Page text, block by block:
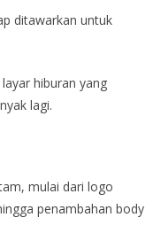
ditawarkan untuk
hiburan yang
lagi.
mulai dari logo
penambahan body